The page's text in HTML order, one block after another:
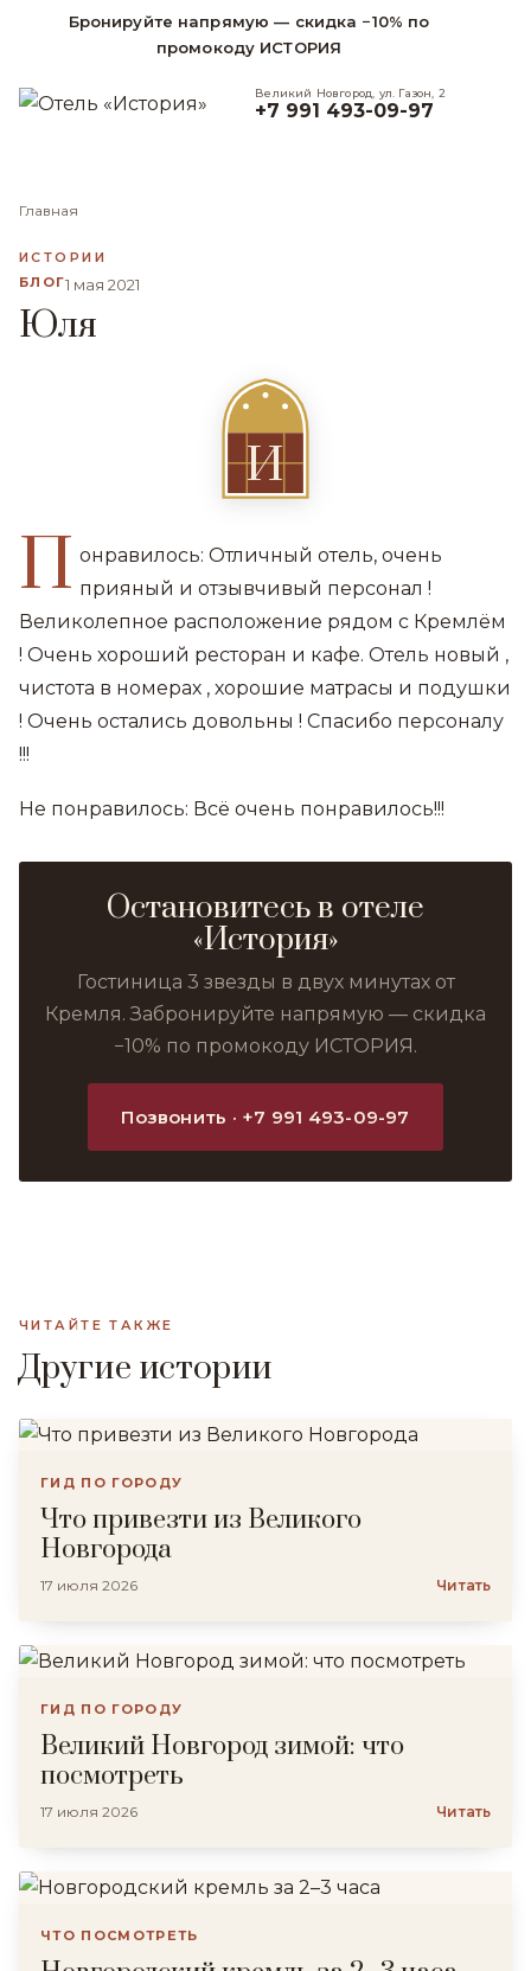
Бронируйте напрямую — скидка −10% по
промокоду ИСТОРИЯ
Великий Новгород, ул. Газон, 2
+7 991 493-09-97
Главная
ИСТОРИИ
БЛОГ1 мая 2021
Юля
И
П онравилось: Отличный отель, очень
прияный и отзывчивый персонал !
Великолепное расположение рядом с Кремлём
! Очень хороший ресторан и кафе. Отель новый ,
чистота в номерах , хорошие матрасы и подушки
! Очень остались довольны ! Спасибо персоналу
!!!
Не понравилось: Всё очень понравилось!!!
Остановитесь в отеле
«История»
Гостиница 3 звезды в двух минутах от
Кремля. Забронируйте напрямую — скидка
−10% по промокоду ИСТОРИЯ.
Позвонить · +7 991 493-09-97
ЧИТАЙТЕ ТАКЖЕ
Другие истории
ГИД ПО ГОРОДУ
Что привезти из Великого
Новгорода
17 июля 2026 Читать
ГИД ПО ГОРОДУ
Великий Новгород зимой: что
посмотреть
17 июля 2026 Читать
ЧТО ПОСМОТРЕТЬ